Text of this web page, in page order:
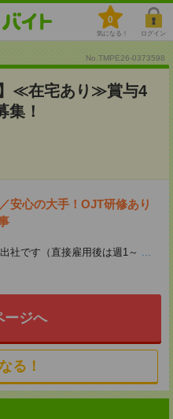
0
気になる！ ログイン
No.TMPE26-0373598
≪在宅あり≫賞与4
集！
安心の大手！OJT研修あり
社です（直接雇用後は週1～ ...
ージへ
る！